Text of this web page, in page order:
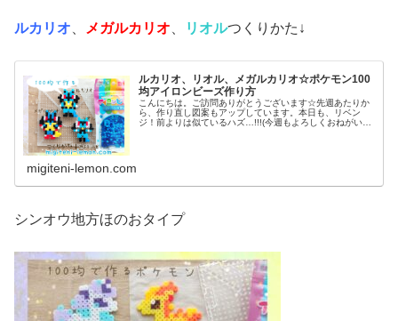
ルカリオ メガルカリオ リオルつくりかた↓
ルカリオ、リオル、メガルカリオ☆ポケモン100
均アイロンビーズ作り方
こんにちは。ご訪問ありがとうございます☆先週あたりか
ら、作り直し図案もアップしています。本日も、リベン
ジ！前よりは似ているハズ…!!!(今週もよろしくおねがいし
migiteni-lemon.com
シンオウ地方ほのおタイプ